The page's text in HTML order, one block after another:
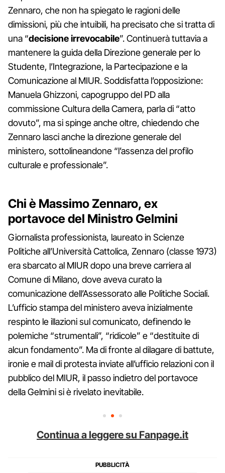
Zennaro, che non ha spiegato le ragioni delle
dimissioni, più che intuibili, ha precisato che si tratta di
una “decisione irrevocabile”. Continuerà tuttavia a
mantenere la guida della Direzione generale per lo
Studente, l’Integrazione, la Partecipazione e la
Comunicazione al MIUR. Soddisfatta l’opposizione:
Manuela Ghizzoni, capogruppo del PD alla
commissione Cultura della Camera, parla di “atto
dovuto”, ma si spinge anche oltre, chiedendo che
Zennaro lasci anche la direzione generale del
ministero, sottolineandone “l’assenza del profilo
culturale e professionale”.
Chi è Massimo Zennaro, ex
portavoce del Ministro Gelmini
Giornalista professionista, laureato in Scienze
Politiche all’Università Cattolica, Zennaro (classe 1973)
era sbarcato al MIUR dopo una breve carriera al
Comune di Milano, dove aveva curato la
comunicazione dell’Assessorato alle Politiche Sociali.
L’ufficio stampa del ministero aveva inizialmente
respinto le illazioni sul comunicato, definendo le
polemiche “strumentali”, “ridicole” e “destituite di
alcun fondamento”. Ma di fronte al dilagare di battute,
ironie e mail di protesta inviate all’ufficio relazioni con il
pubblico del MIUR, il passo indietro del portavoce
della Gelmini si è rivelato inevitabile.
Continua a leggere su Fanpage.it